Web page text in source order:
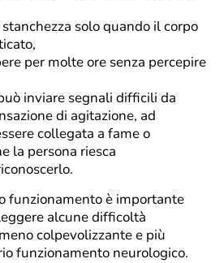
solo quando il corpo
per molte ore senza percepire
inviare segnali difficili da
di agitazione, ad
collegata a fame o
la persona riesca
funzionamento è importante
alcune difficoltà
colpevolizzante e più
funzionamento neurologico.